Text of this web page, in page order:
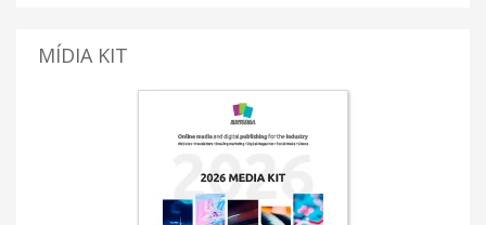
MÍDIA KIT